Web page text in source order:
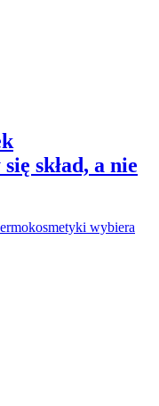
skład, a nie
wybiera